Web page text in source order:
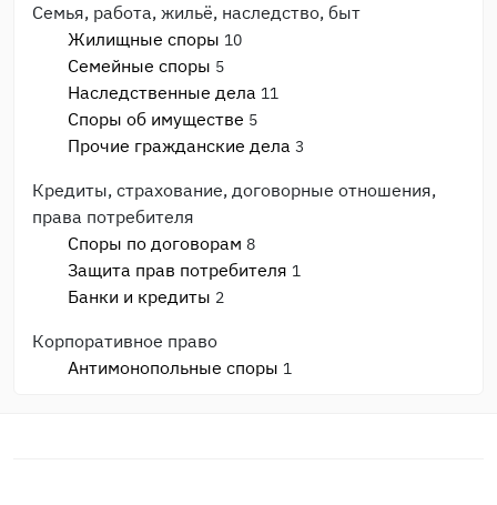
Семья, работа, жильё, наследство, быт
Жилищные споры 10
Семейные споры 5
Наследственные дела 11
Споры об имуществе 5
Прочие гражданские дела 3
Кредиты, страхование, договорные отношения,
права потребителя
Споры по договорам 8
Защита прав потребителя 1
Банки и кредиты 2
Корпоративное право
Антимонопольные споры 1